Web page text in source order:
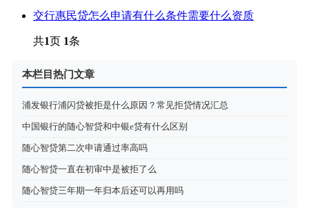
交行惠民贷怎么申请有什么条件需要什么资质
共1页 1条
本栏目热门文章
浦发银行浦闪贷被拒是什么原因？常见拒贷情况汇总
中国银行的随心智贷和中银e贷有什么区别
随心智贷第二次申请通过率高吗
随心智贷一直在初审中是被拒了么
随心智贷三年期一年归本后还可以再用吗